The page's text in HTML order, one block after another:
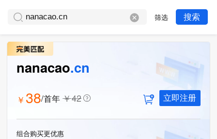
筛选 搜索
nanacao.cn
￥ 38/首年 ￥42 立即注册
组合购买更优惠